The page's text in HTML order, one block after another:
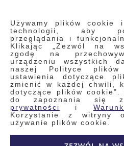
Używamy plików cookie
technologii, aby
przeglądania i
Klikając „Zezwól na
zgodę na
urządzeniu wszystkich
naszej Polityce
ustawienia dotyczące
zmienić w każdej chwili,
dotyczące plików cookie”.
do zapoznania się
prywatności
i
Korzystanie z witryny
używanie plików cookie.
INFORMACJE
Regulamin
Polityka prywatności i pliki
Wyszukiwane frazy
Wyszukiwanie
Zamówienia
Skontaktuj się z nami
Odstąp od umowy